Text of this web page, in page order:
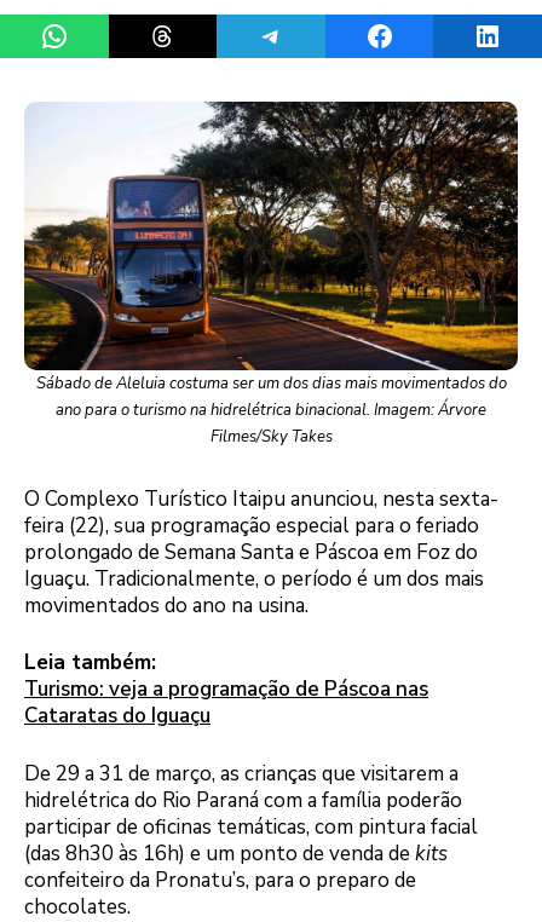
Share on WhatsAppShare on ThreadsShare on TelegramShare on Facebook
Sábado de Aleluia costuma ser um dos dias mais movimentados do
ano para o turismo na hidrelétrica binacional. Imagem: Árvore
Filmes/Sky Takes
O Complexo Turístico Itaipu anunciou, nesta sexta-
feira (22), sua programação especial para o feriado
prolongado de Semana Santa e Páscoa em Foz do
Iguaçu. Tradicionalmente, o período é um dos mais
movimentados do ano na usina.
Leia também:
Turismo: veja a programação de Páscoa nas
Cataratas do Iguaçu
De 29 a 31 de março, as crianças que visitarem a
hidrelétrica do Rio Paraná com a família poderão
participar de oficinas temáticas, com pintura facial
(das 8h30 às 16h) e um ponto de venda de kits
confeiteiro da Pronatu’s, para o preparo de
chocolates.